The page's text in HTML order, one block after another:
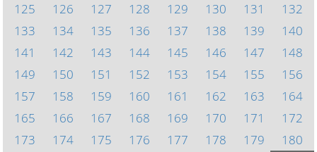
125
126 127 128 129 130 131
132
133
134 135 136 137 138 139
140
141
142 143 144 145 146 147
148
149
150 151 152 153 154 155
156
157
158 159 160 161 162 163
164
165
166 167 168 169 170 171
172
173
174 175 176 177 178 179
180